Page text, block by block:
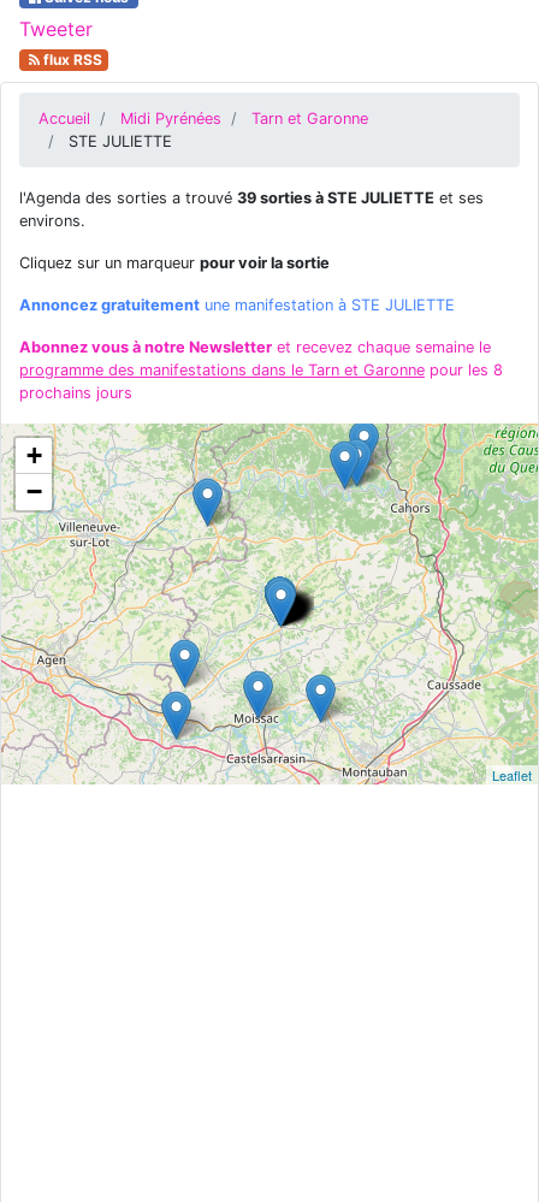
Tweeter
flux RSS
Accueil Midi Pyrénées
Tarn et Garonne
STE JULIETTE
l'Agenda des sorties a trouvé 39 sorties à STE JULIETTE et ses
environs.
Cliquez sur un marqueur pour voir la sortie
Annoncez gratuitement une manifestation à STE JULIETTE
Abonnez vous à notre Newsletter et recevez chaque semaine le
programme des manifestations dans le Tarn et Garonne pour les 8
prochains jours
+
−
Leaflet